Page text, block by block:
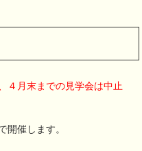
４月末までの見学会は中止
開催します。